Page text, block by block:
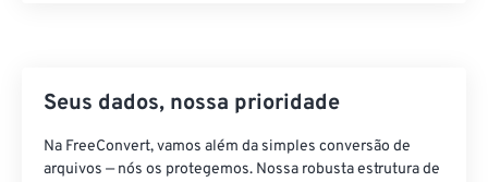
Seus dados, nossa prioridade
Na FreeConvert, vamos além da simples conversão de
arquivos — nós os protegemos. Nossa robusta estrutura de